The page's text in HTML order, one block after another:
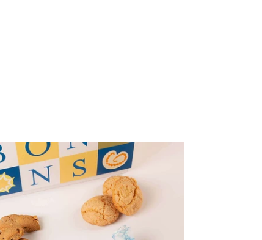
Dolci
Sardi
Misti
-
300g